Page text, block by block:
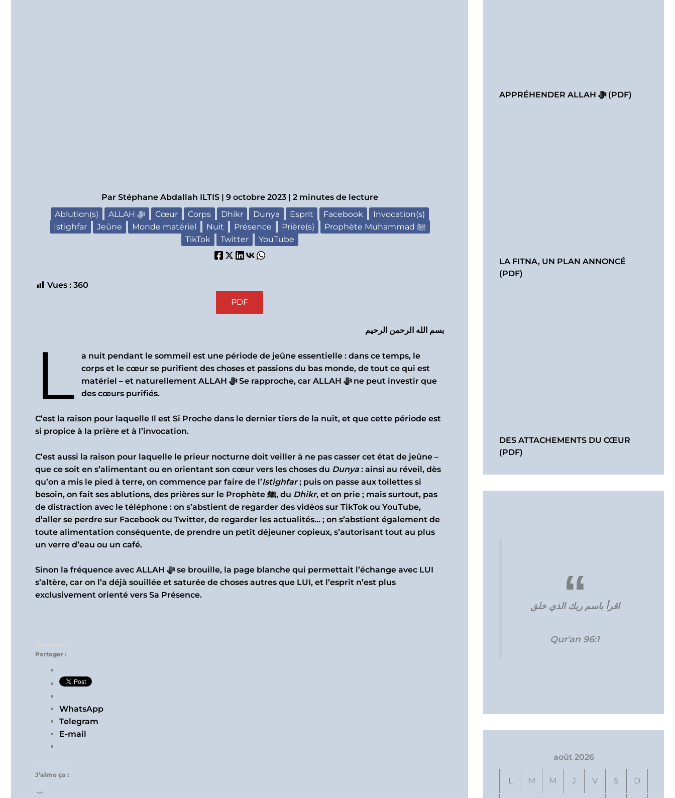
Par Stéphane Abdallah ILTIS | 9 octobre 2023 | 2 minutes de lecture
Ablution(s)
ALLAH ﷻ Cœur Corps Dhikr Dunya Esprit Facebook
Invocation(s)
Istighfar
Jeûne Monde matériel Nuit Présence Prière(s)
Prophète Muhammad ﷺ
TikTok
Twitter YouTube
Vues : 360
PDF
بسم الله الرحمن الرحيم
L
a nuit pendant le sommeil est une période de jeûne essentielle : dans ce temps, le
corps et le cœur se purifient des choses et passions du bas monde, de tout ce qui est
matériel – et naturellement ALLAH ﷻ Se rapproche, car ALLAH ﷻ ne peut investir que
des cœurs purifiés.
C’est la raison pour laquelle Il est Si Proche dans le dernier tiers de la nuit, et que cette période est
si propice à la prière et à l’invocation.
C’est aussi la raison pour laquelle le prieur nocturne doit veiller à ne pas casser cet état de jeûne –
que ce soit en s’alimentant ou en orientant son cœur vers les choses du Dunya : ainsi au réveil, dès
qu’on a mis le pied à terre, on commence par faire de l’Istighfar; puis on passe aux toilettes si
besoin, on fait ses ablutions, des prières sur le Prophète ﷺ, du Dhikr, et on prie ; mais surtout, pas
de distraction avec le téléphone : on s’abstient de regarder des vidéos sur TikTok ou YouTube,
d’aller se perdre sur Facebook ou Twitter, de regarder les actualités… ; on s’abstient également de
toute alimentation conséquente, de prendre un petit déjeuner copieux, s’autorisant tout au plus
un verre d’eau ou un café.
Sinon la fréquence avec ALLAH ﷻ se brouille, la page blanche qui permettait l’échange avec LUI
s’altère, car on l’a déjà souillée et saturée de choses autres que LUI, et l’esprit n’est plus
exclusivement orienté vers Sa Présence.
Partager :
WhatsApp
Telegram
E-mail
J’aime ça :
APPRÉHENDER ALLAH ﷻ (PDF)
LA FITNA, UN PLAN ANNONCÉ
(PDF)
DES ATTACHEMENTS DU CŒUR
(PDF)
اقرأ باسم ربك الذي خلق
Qur'an 96:1
août 2026
L M M J V S D